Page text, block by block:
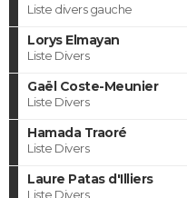
Liste divers gauche
Lorys Elmayan
Liste Divers
Gaël Coste-Meunier
Liste Divers
Hamada Traoré
Liste Divers
Laure Patas d'Illiers
Liste Divers